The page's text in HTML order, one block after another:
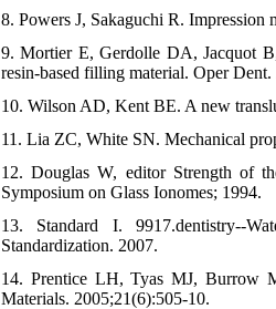
8. Powers J, Sakaguchi R. Impression
9. Mortier E, Gerdolle DA, Jacquot
resin-based filling material. Oper
10. Wilson AD, Kent BE. A new
11. Lia ZC, White SN. Mechanical
12. Douglas W, editor Strength of
Symposium on Glass Ionomes; 1994.
13. Standard I. 9917.dentistry--
Standardization. 2007.
14. Prentice LH, Tyas MJ, Burrow
Materials. 2005;21(6):505-10.